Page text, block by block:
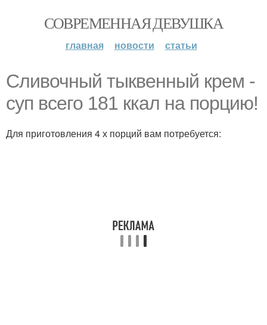
СОВРЕМЕННАЯ ДЕВУШКА
главная новости статьи
Сливочный тыквенный крем -
суп всего 181 ккал на порцию!
Для приготовления 4 х порций вам потребуется: